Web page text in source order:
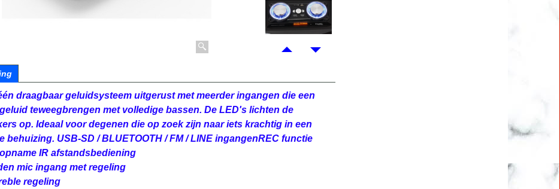
draagbaar geluidsysteem uitgerust met meerder ingangen die een
teweegbrengen met volledige bassen. De LED's lichten de
op. Ideaal voor degenen die op zoek zijn naar iets krachtig in een
behuizing. USB-SD / BLUETOOTH / FM / LINE ingangenREC functie
IR afstandsbediening
mic ingang met regeling
regeling